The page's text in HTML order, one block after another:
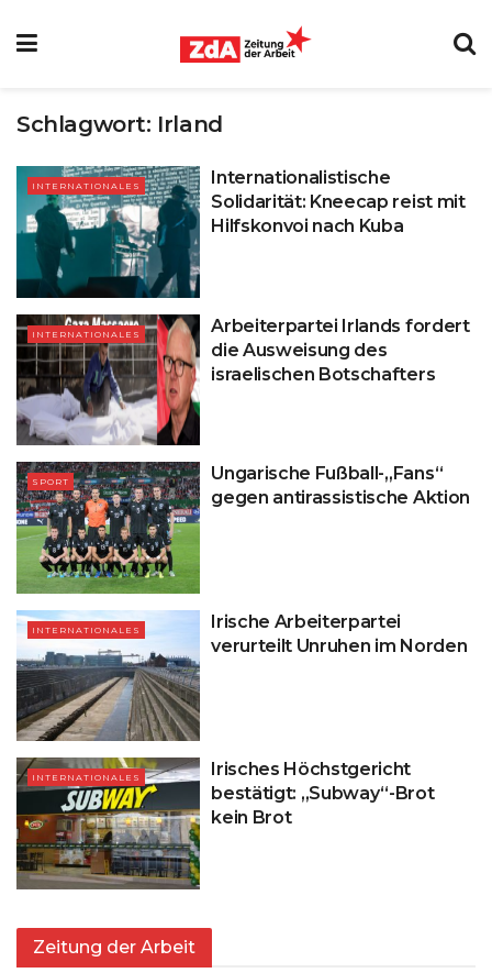
Schlagwort: Irland
INTERNATIONALES
Internationalistische
Solidarität: Kneecap reist mit
Hilfskonvoi nach Kuba
INTERNATIONALES
Arbeiterpartei Irlands fordert
die Ausweisung des
israelischen Botschafters
SPORT
Ungarische Fußball-„Fans“
gegen antirassistische Aktion
INTERNATIONALES
Irische Arbeiterpartei
verurteilt Unruhen im Norden
INTERNATIONALES
Irisches Höchstgericht
bestätigt: „Subway“-Brot
kein Brot
Zeitung der Arbeit